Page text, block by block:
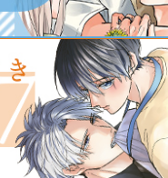
THU SAT
1 2
3
8 9
10
15 16
17
22 23
24
29 30 31